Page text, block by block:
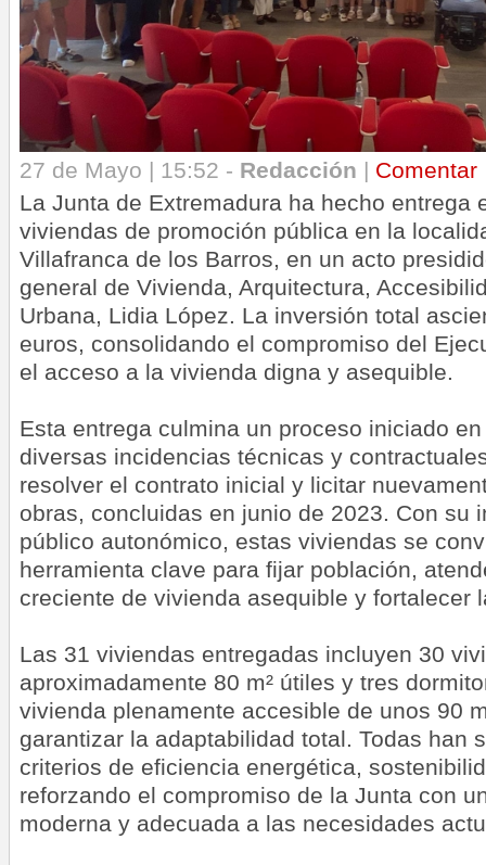
27 de Mayo | 15:52 - Redacción | Comentar
La Junta de Extremadura ha hecho entrega
viviendas de promoción pública en la
Villafranca de los Barros, en un acto
general de Vivienda, Arquitectura,
Urbana, Lidia López. La inversión total
euros, consolidando el compromiso del
el acceso a la vivienda digna y asequible.
Esta entrega culmina un proceso iniciado
diversas incidencias técnicas y
resolver el contrato inicial y licitar
obras, concluidas en junio de 2023. Con su
público autonómico, estas viviendas se
herramienta clave para fijar población,
creciente de vivienda asequible y fortalecer
Las 31 viviendas entregadas incluyen 30
aproximadamente 80 m² útiles y tres
vivienda plenamente accesible de unos 90
garantizar la adaptabilidad total. Todas han
criterios de eficiencia energética,
reforzando el compromiso de la Junta con
moderna y adecuada a las necesidades